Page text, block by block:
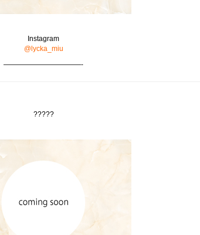
Instagram
@lycka_miu
———————————-
?????